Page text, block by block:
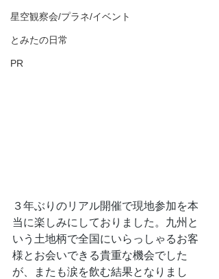
星空観察会/プラネ/イベント
とみたの日常
PR
３年ぶりのリアル開催で現地参加を本
当に楽しみにしておりました。九州と
いう土地柄で全国にいらっしゃるお客
様とお会いできる貴重な機会でした
が、またも涙を飲む結果となりまし